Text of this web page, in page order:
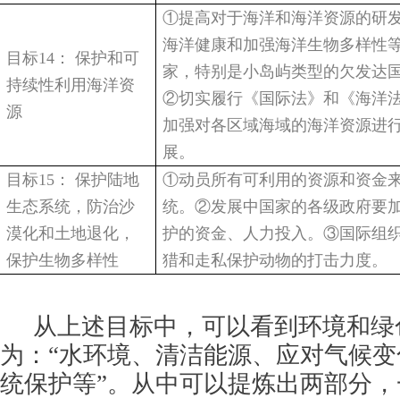
目标14： 保护和可
持续性利用海洋资
源
①提高对于海洋和海洋资源的研
海洋健康和加强海洋生物多样性
家，特别是小岛屿类型的欠发达
②切实履行《国际法》和《海洋
加强对各区域海域的海洋资源进
展。
目标15： 保护陆地
生态系统，防治沙
漠化和土地退化，
保护生物多样性
①动员所有可利用的资源和资金
统。②发展中国家的各级政府要
护的资金、人力投入。③国际组
猎和走私保护动物的打击力度。
从上述目标中，可以看到环境和
为：“水环境、清洁能源、应对气候
统保护等”。从中可以提炼出两部分